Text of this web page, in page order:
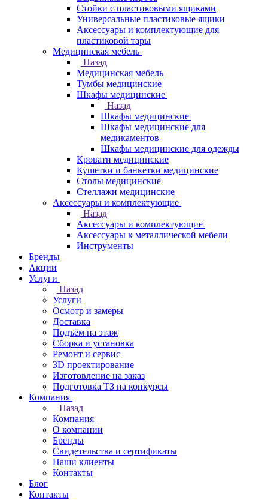
Стойки с пластиковыми ящиками
Универсальные пластиковые ящики
Аксессуары и комплектующие для
пластиковой тары
Медицинская мебель
Назад
Медицинская мебель
Тумбы медицинские
Шкафы медицинские
Назад
Шкафы медицинские
Шкафы медицинские для
медикаментов
Шкафы медицинские для одежды
Кровати медицинские
Кушетки и банкетки медицинские
Столы медицинские
Стеллажи медицинские
Аксессуары и комплектующие
Назад
Аксессуары и комплектующие
Аксессуары к металлической мебели
Инструменты
Бренды
Акции
Услуги
Назад
Услуги
Осмотр и замеры
Доставка
Подъём на этаж
Сборка и установка
Ремонт и сервис
3D проектирование
Изготовление на заказ
Подготовка ТЗ на конкурсы
Компания
Назад
Компания
О компании
Бренды
Свидетельства и сертификаты
Наши клиенты
Контакты
Блог
Контакты